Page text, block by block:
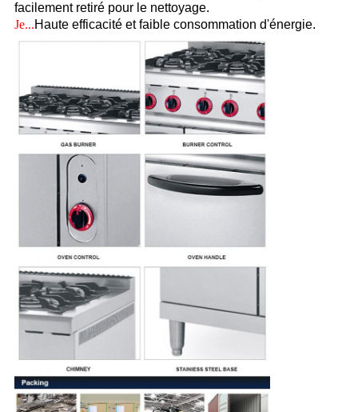
facilement retiré pour le nettoyage.
Je...Haute efficacité et faible consommation d'énergie.